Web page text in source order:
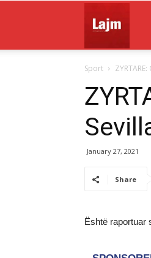
Lajm
Sport
January 27, 2021
Share
Është raportuar